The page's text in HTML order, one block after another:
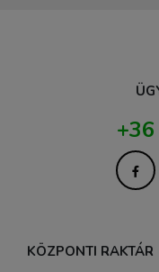
KÖZPONTI RAKTÁR